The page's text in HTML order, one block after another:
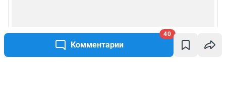
Комментарии
40